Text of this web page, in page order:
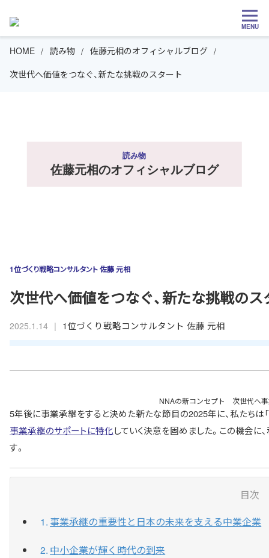
MENU
HOME 読み物
佐藤元相のオフィシャルブログ
次世代へ価値をつなぐ、新たな挑戦のスタート
読み物
佐藤元相のオフィシャルブログ
1位づくり戦略コンサルタント 佐藤 元相
次世代へ価値をつなぐ、新たな挑戦のス
2025.1.14 | 1位づくり戦略コンサルタント 佐藤 元相
NNAの新コンセプト 次世代へ
5年後に事業承継をすると決めた新たな節目の2025年に、私たちは
事業承継のサポートに特化していく決意を固めました。この機会に
す。
目次
事業承継の重要性と日本の未来を支える中業企業
中小企業が輝く時代の到来